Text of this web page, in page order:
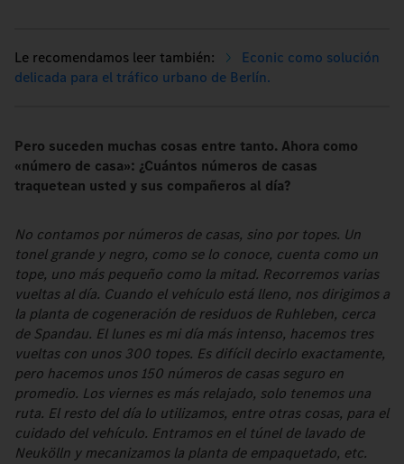
Econic como solución
delicada para el tráfico urbano de Berlín.
Pero suceden muchas cosas entre tanto. Ahora como
«número de casa»: ¿Cuántos números de casas
traquetean usted y sus compañeros al día?
No contamos por números de casas, sino por topes. Un
tonel grande y negro, como se lo conoce, cuenta como un
tope, uno más pequeño como la mitad. Recorremos varias
vueltas al día. Cuando el vehículo está lleno, nos dirigimos a
la planta de cogeneración de residuos de Ruhleben, cerca
de Spandau. El lunes es mi día más intenso, hacemos tres
vueltas con unos 300 topes. Es difícil decirlo exactamente,
pero hacemos unos 150 números de casas seguro en
promedio. Los viernes es más relajado, solo tenemos una
ruta. El resto del día lo utilizamos, entre otras cosas, para el
cuidado del vehículo. Entramos en el túnel de lavado de
Neukölln y mecanizamos la planta de empaquetado, etc.